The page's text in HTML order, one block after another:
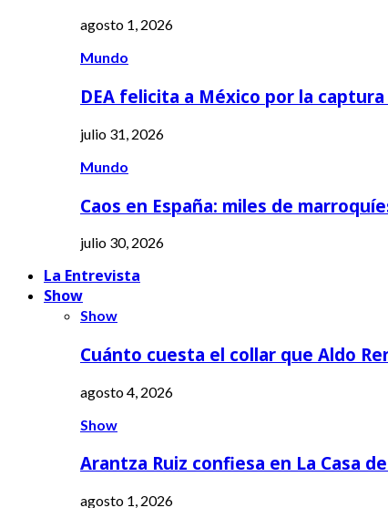
agosto 1, 2026
Mundo
DEA felicita a México por la
julio 31, 2026
Mundo
Caos en España: miles de
julio 30, 2026
La Entrevista
Show
Show
Cuánto cuesta el collar que Aldo
agosto 4, 2026
Show
Arantza Ruiz confiesa en La Casa
agosto 1, 2026